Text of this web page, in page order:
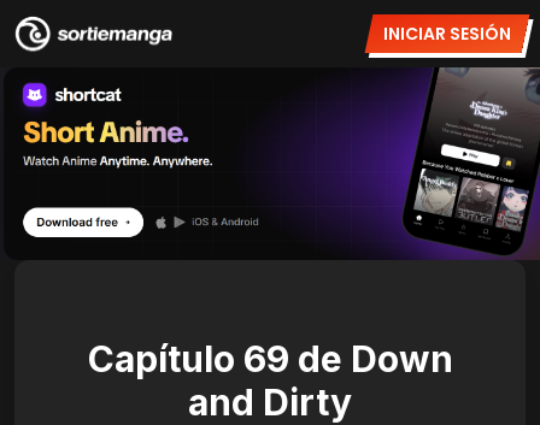
INICIAR SESIÓN
Capítulo 69 de Down
and Dirty